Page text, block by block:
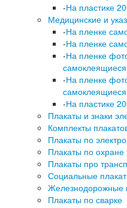
-На пластике
Медицинские и
-На пленке
-На пленке
-На пленке
самоклеящиеся
-На пленке
-На пластике
Плакаты и знаки
Комплекты
Плакаты по
Плакаты по охране
Плакаты про
Социальные
Железнодорожные
Плакаты по сварке